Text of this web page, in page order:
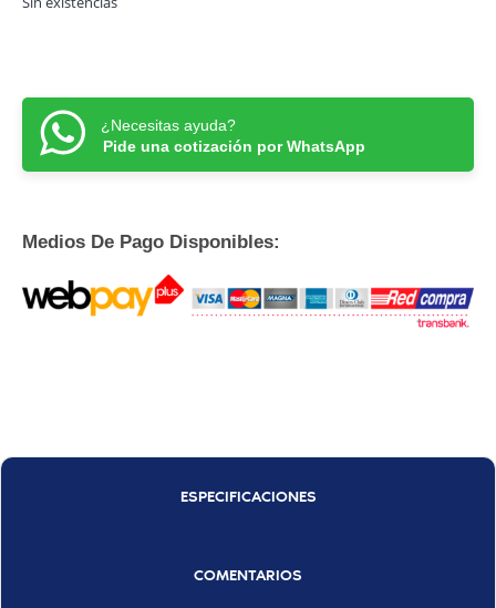
¿Necesitas ayuda?
Pide una cotización por WhatsApp
Medios De Pago Disponibles:
ESPECIFICACIONES
COMENTARIOS